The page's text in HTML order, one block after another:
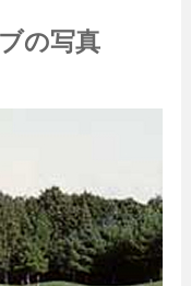
の写真